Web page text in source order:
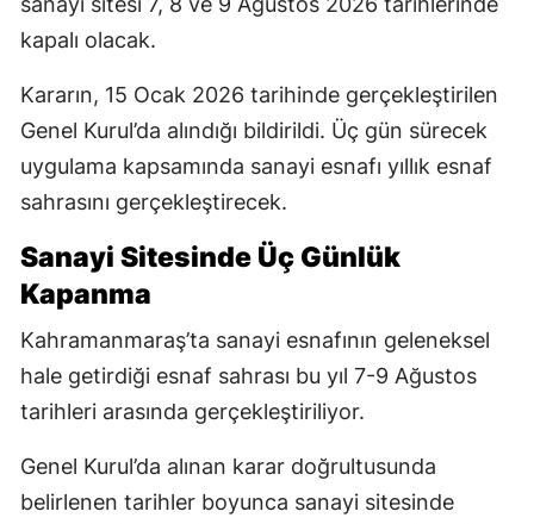
kapalı olacak.
Kararın, 15 Ocak 2026 tarihinde gerçekleştirilen
Genel Kurul’da alındığı bildirildi. Üç gün sürecek
uygulama kapsamında sanayi esnafı yıllık esnaf
sahrasını gerçekleştirecek.
Sanayi Sitesinde Üç Günlük
Kapanma
Kahramanmaraş’ta sanayi esnafının geleneksel
hale getirdiği esnaf sahrası bu yıl 7-9 Ağustos
tarihleri arasında gerçekleştiriliyor.
Genel Kurul’da alınan karar doğrultusunda
belirlenen tarihler boyunca sanayi sitesinde